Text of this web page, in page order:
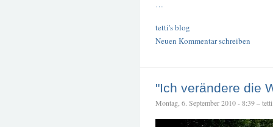
…
tetti's blog
Neuen Kommentar schreiben
"Ich verändere die
Montag, 6. September 2010 - 8:39 – tetti